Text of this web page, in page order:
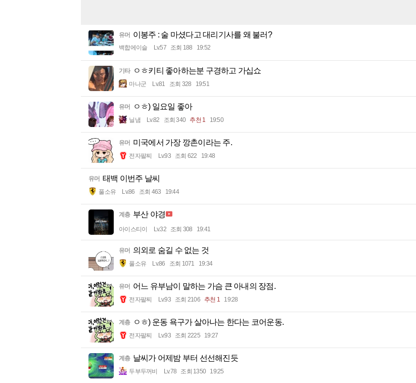
유머 이봉주 : 술 마셨다고 대리기사를 왜 불러?
백합에이슬 Lv.57 조회 188 19:52
기타 ㅇㅎ키티 좋아하는분 구경하고 가십쇼
마나군 Lv.81 조회 328 19:51
유머 ㅇㅎ) 일요일 좋아
닐냄 Lv.82 조회 340 추천 1 19:50
유머 미국에서 가장 깡촌이라는 주.
전자팔찌 Lv.93 조회 622 19:48
유머 태백 이번주 날씨
풀소유 Lv.86 조회 463 19:44
계층 부산 야경
아이스티이 Lv.32 조회 308 19:41
유머 의외로 숨길 수 없는 것
풀소유 Lv.86 조회 1071 19:34
유머 어느 유부남이 말하는 가슴 큰 아내의 장점.
전자팔찌 Lv.93 조회 2106 추천 1 19:28
계층 ㅇㅎ) 운동 욕구가 살아나는 한다는 코어운동.
전자팔찌 Lv.93 조회 2225 19:27
계층 날씨가 어제밤 부터 선선해진듯
두부두꺼비 Lv.78 조회 1350 19:25